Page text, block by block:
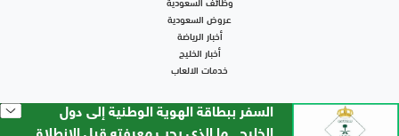
السفر ببطاقة الهوية الوطنية إلى دول
عروض السعودية
أخبار الرياضة
أخبار الخليج
خدمات الالعاب
جميع الحقوق محفوظة لموقع صوت السعودية© 2026